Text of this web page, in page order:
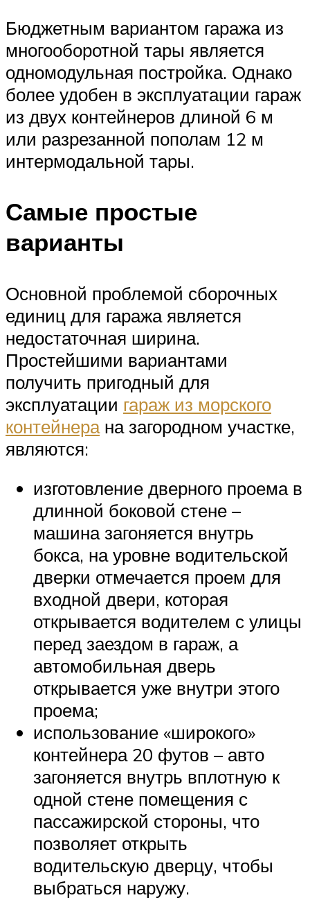
Бюджетным вариантом гаража из
многооборотной тары является
одномодульная постройка. Однако
более удобен в эксплуатации гараж
из двух контейнеров длиной 6 м
или разрезанной пополам 12 м
интермодальной тары.
Самые простые
варианты
Основной проблемой сборочных
единиц для гаража является
недостаточная ширина.
Простейшими вариантами
получить пригодный для
эксплуатации гараж из морского
контейнерана загородном участке,
являются:
изготовление дверного проема в
длинной боковой стене –
машина загоняется внутрь
бокса, на уровне водительской
дверки отмечается проем для
входной двери, которая
открывается водителем с улицы
перед заездом в гараж, а
автомобильная дверь
открывается уже внутри этого
проема;
использование «широкого»
контейнера 20 футов – авто
загоняется внутрь вплотную к
одной стене помещения с
пассажирской стороны, что
позволяет открыть
водительскую дверцу, чтобы
выбраться наружу.